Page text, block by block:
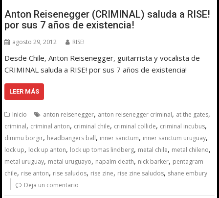
Anton Reisenegger (CRIMINAL) saluda a RISE!
por sus 7 años de existencia!
agosto 29, 2012 RISE!
Desde Chile, Anton Reisenegger, guitarrista y vocalista de
CRIMINAL saluda a RISE! por sus 7 años de existencia!
LEER MÁS
Inicio anton reisenegger, anton reisenegger criminal, at the gates,
criminal, criminal anton, criminal chile, criminal collide, criminal incubus,
dimmu borgir, headbangers ball, inner sanctum, inner sanctum uruguay,
lock up, lock up anton, lock up tomas lindberg, metal chile, metal chileno,
metal uruguay, metal uruguayo, napalm death, nick barker, pentagram
chile, rise anton, rise saludos, rise zine, rise zine saludos, shane embury
Deja un comentario